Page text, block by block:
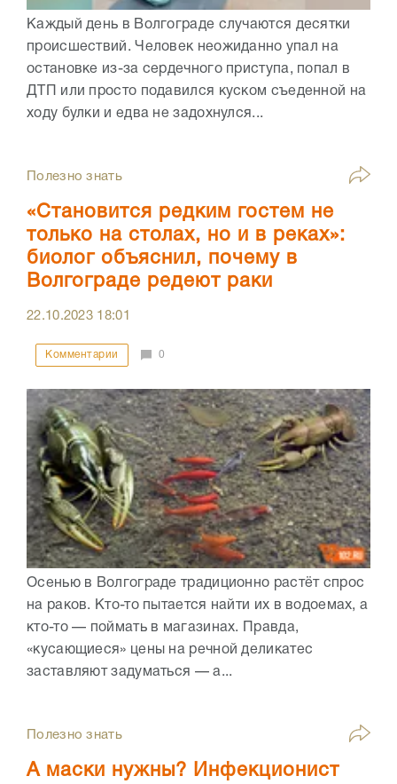
Каждый день в Волгограде случаются десятки
происшествий. Человек неожиданно упал на
остановке из-за сердечного приступа, попал в
ДТП или просто подавился куском съеденной на
ходу булки и едва не задохнулся...
Полезно знать
«Становится редким гостем не
только на столах, но и в реках»:
биолог объяснил, почему в
Волгограде редеют раки
22.10.2023 18:01
Комментарии 0
Осенью в Волгограде традиционно растёт спрос
на раков. Кто-то пытается найти их в водоемах, а
кто-то — поймать в магазинах. Правда,
«кусающиеся» цены на речной деликатес
заставляют задуматься — а...
Полезно знать
А маски нужны? Инфекционист